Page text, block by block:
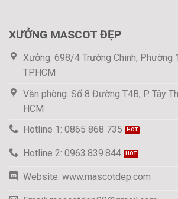
XƯỞNG MASCOT ĐẸP
Xưởng: 698/4 Trường Chinh, Phường
TP.HCM
Văn phòng: Số 8 Đường T4B, P. Tây
HCM
Hotline 1: 0865 868 735
Hotline 2: 0963.839.844
Website: www.mascotdep.com